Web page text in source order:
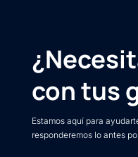
con tus
Estamos aquí para
responderemos lo antes